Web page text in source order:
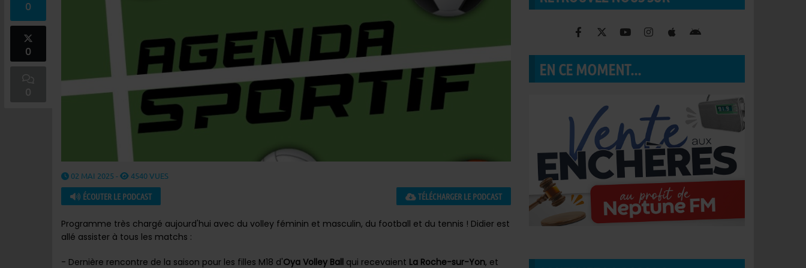
0
0
0
02 MAI 2025 - 4540 VUES
ÉCOUTER LE PODCAST TÉLÉCHARGER LE PODCAST
Programme très chargé aujourd'hui avec du volley féminin et masculin, du football et du tennis ! Didier est
allé assister à tous les matchs :
- Dernière rencontre de la saison pour les filles M18 d'Oya Volley Ball qui recevaient La Roche-sur-Yon, et
EN CE MOMENT...